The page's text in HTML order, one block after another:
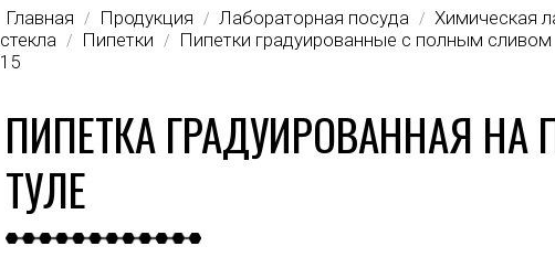
Главная / Продукция / Лабораторная посуда / Химическая
стекла
/ Пипетки / Пипетки градуированные с полным сливом
15
ПИПЕТКА ГРАДУИРОВАННАЯ
ТУЛЕ